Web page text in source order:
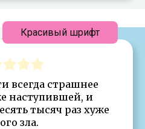
всегда страшнее
наступившей, и
тысяч раз хуже
зла.
Красивый шрифт